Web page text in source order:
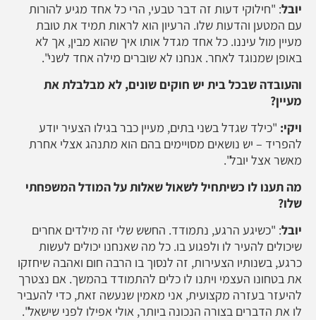
יובל: "חילוקי דעות זה דבר טבעי, הרי כל אחד מגיע להורות
עם המטען והדעות שלו. הרעיון הוא לראות תמיד את טובת
מעיין מול עיננו. כל אחד מגדל אותו איך שהוא מבין, אך לא
באופן שמנוגד לאחר. אנחנו לא שוברים מילה אחד לשני".
והעובדה שבכל בית יש חוקים שונים, לא מבלבלת את
מעיין?
ויקי: "כילד שגדל בשני בתים, מעיין כבר בגילו הצעיר יודע
להפריד – יש נושאים מסויימים בהם הוא מתנהג אצלי אחרת
מאשר אצל יובל".
מה תענו לו כשיתחיל לשאול שאלות על המודל המשפחתי
שלו?
יובל: "כשיגע הרגע, נתמודד. החשש שלי זה מילדים אחרים
שיכולים להעיר לו ולפגוע בו. כל מה שאנחנו יכולים לעשות
כרגע, בשנותיו הצעירות, זה לנסוך בו הרבה חום ואהבה שיחזקו
את בטחונו העצמי ויתנו לו כלים להתמודד בהמשך. אם נצטרך
להיעזר בעזרה מקצועית, אני מאמין שנעשה זאת, כדי להעביר
לו את הדברים בצורה הנכונה ביותר, אולי אפילו לפני שישאל".